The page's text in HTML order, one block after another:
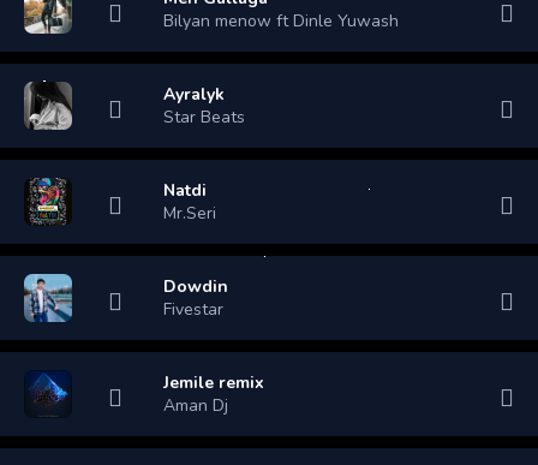
Bilyan menow ft Dinle Yuwash
Ayralyk
Star Beats
Natdi
Mr.Seri
Dowdin
Fivestar
Jemile remix
Aman Dj